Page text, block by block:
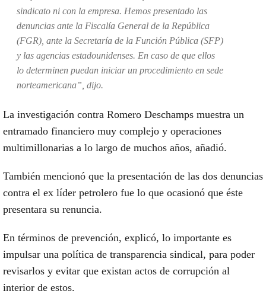
sindicato ni con la empresa. Hemos presentado las
denuncias ante la Fiscalía General de la República
(FGR), ante la Secretaría de la Función Pública (SFP)
y las agencias estadounidenses. En caso de que ellos
lo determinen puedan iniciar un procedimiento en sede
norteamericana”, dijo.
La investigación contra Romero Deschamps muestra un
entramado financiero muy complejo y operaciones
multimillonarias a lo largo de muchos años, añadió.
También mencionó que la presentación de las dos denuncias
contra el ex líder petrolero fue lo que ocasionó que éste
presentara su renuncia.
En términos de prevención, explicó, lo importante es
impulsar una política de transparencia sindical, para poder
revisarlos y evitar que existan actos de corrupción al
interior de estos.